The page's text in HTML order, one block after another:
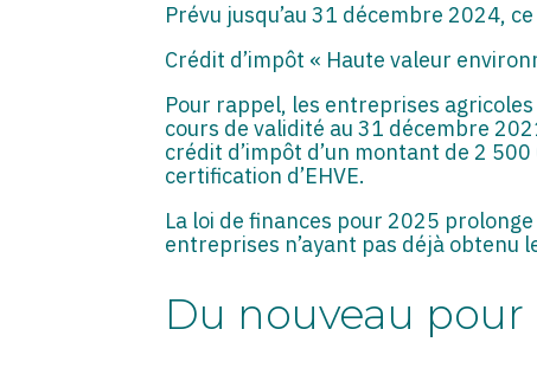
Prévu jusqu’au 31 décembre 2024,
Crédit d’impôt « Haute valeur
Pour rappel, les entreprises
cours de validité au 31 décembre
crédit d’impôt d’un montant de 2
certification d’EHVE.
La loi de finances pour 2025
entreprises n’ayant pas déjà obtenu
Du nouveau